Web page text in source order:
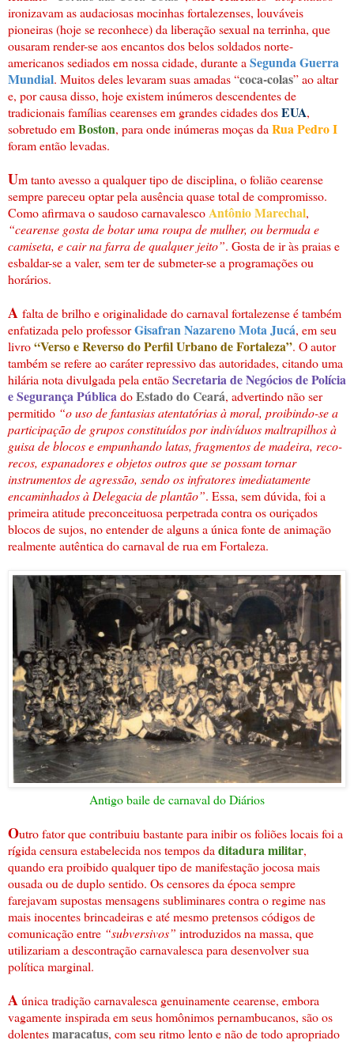
ironizavam as audaciosas mocinhas fortalezenses, louváveis
pioneiras (hoje se reconhece) da liberação sexual na terrinha, que
ousaram render-se aos encantos dos belos soldados norte-
americanos sediados em nossa cidade, durante a Segunda Guerra
Mundial. Muitos deles levaram suas amadas “coca-colas” ao altar
e, por causa disso, hoje existem inúmeros descendentes de
tradicionais famílias cearenses em grandes cidades dosEUA,
sobretudo emBoston, para onde inúmeras moças da Rua Pedro I
foram então levadas.
Um tanto avesso a qualquer tipo de disciplina, o folião cearense
sempre pareceu optar pela ausência quase total de compromisso.
Como afirmava o saudoso carnavalesco Antônio Marechal,
“cearense gosta de botar uma roupa de mulher, ou bermuda e
camiseta, e cair na farra de qualquer jeito”. Gosta de ir às praias e
esbaldar-se a valer, sem ter de submeter-se a programações ou
horários.
A falta de brilho e originalidade do carnaval fortalezense é também
enfatizada pelo professorGisafran Nazareno Mota Jucá, em seu
livro“Verso e Reverso do Perfil Urbano de Fortaleza”. O autor
também se refere ao caráter repressivo das autoridades, citando uma
hilária nota divulgada pela entãoSecretaria de Negócios de Polícia
e Segurança Pública doEstado do Ceará, advertindo não ser
permitido “o uso de fantasias atentatórias à moral, proibindo-se a
participação de grupos constituídos por indivíduos maltrapilhos à
guisa de blocos e empunhando latas, fragmentos de madeira, reco-
recos, espanadores e objetos outros que se possam tornar
instrumentos de agressão, sendo os infratores imediatamente
encaminhados à Delegacia de plantão”. Essa, sem dúvida, foi a
primeira atitude preconceituosa perpetrada contra os ouriçados
blocos de sujos, no entender de alguns a única fonte de animação
realmente autêntica do carnaval de rua em Fortaleza.
Antigo baile de carnaval do Diários
Outro fator que contribuiu bastante para inibir os foliões locais foi a
rígida censura estabelecida nos tempos daditadura militar,
quando era proibido qualquer tipo de manifestação jocosa mais
ousada ou de duplo sentido. Os censores da época sempre
farejavam supostas mensagens subliminares contra o regime nas
mais inocentes brincadeiras e até mesmo pretensos códigos de
comunicação entre “subversivos” introduzidos na massa, que
utilizariam a descontração carnavalesca para desenvolver sua
política marginal.
Aúnica tradição carnavalesca genuinamente cearense, embora
vagamente inspirada em seus homônimos pernambucanos, são os
dolentesmaracatus, com seu ritmo lento e não de todo apropriado